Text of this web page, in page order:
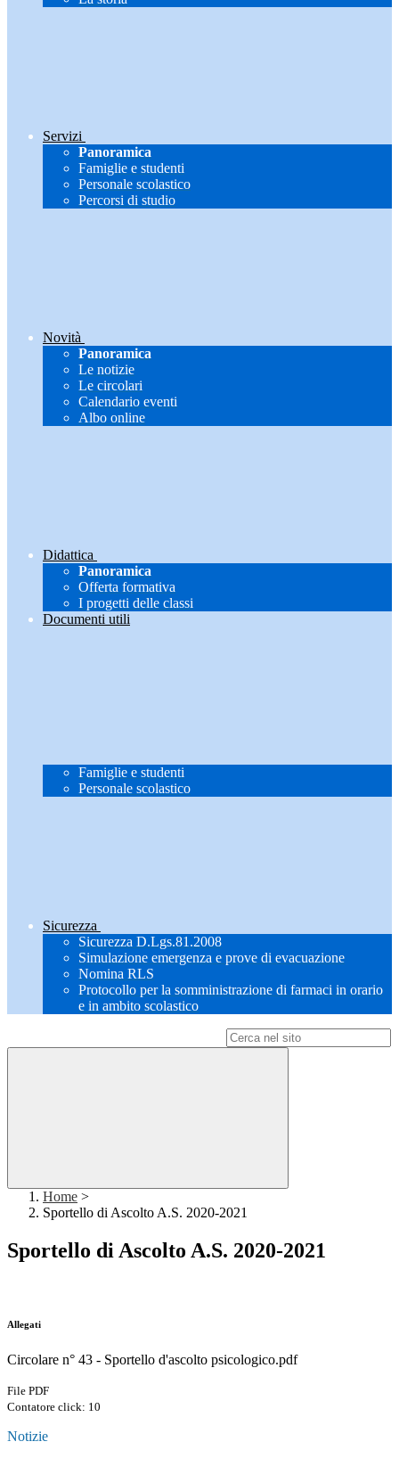
Servizi
Panoramica
Famiglie e studenti
Personale scolastico
Percorsi di studio
Novità
Panoramica
Le notizie
Le circolari
Calendario eventi
Albo online
Didattica
Panoramica
Offerta formativa
I progetti delle classi
Documenti utili
Famiglie e studenti
Personale scolastico
Sicurezza
Sicurezza D.Lgs.81.2008
Simulazione emergenza e prove di evacuazione
Nomina RLS
Protocollo per la somministrazione di farmaci in orario
e in ambito scolastico
Home >
Sportello di Ascolto A.S. 2020-2021
Sportello di Ascolto A.S. 2020-2021
Allegati
Circolare n° 43 - Sportello d'ascolto psicologico.pdf
File PDF
Contatore click: 10
Notizie